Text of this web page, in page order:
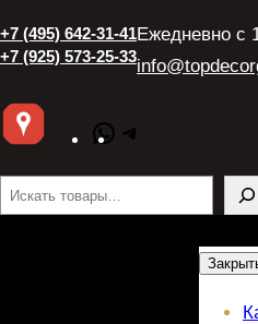
+7 (495) 642-31-41
+7 (925) 573-25-33
Ежедневно с
WhatsApp
Поиск